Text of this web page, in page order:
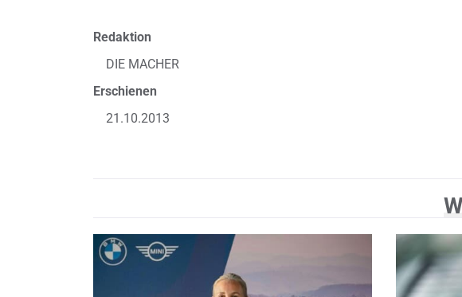
Redaktion
DIE MACHER
Erschienen
21.10.2013